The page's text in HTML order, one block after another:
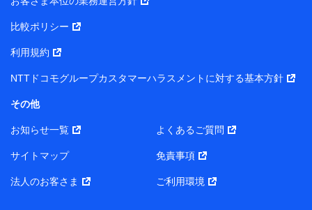
の個人データ
基本情報
性、連絡先、dポイントサービスのご利用に関する情報。例
所、dポイント残高、dポイント利用履歴などが含まれます。
当社または株式会社NTTドコモ・フィナンシャルグループが
報。例として、当社または株式会社NTTドコモ・フィナンシ
履歴インターネット利用時の行動に関する情報、アプリケー
比較ポリシー
利用規約
NTTドコモグループカスタマーハラスメントに対する基本方針
その他
お知らせ一覧 よくあるご質問
サイトマップ 免責事項
法人のお客さま ご利用環境